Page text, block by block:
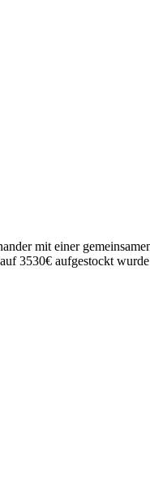
mit einer
3530€ aufgestockt